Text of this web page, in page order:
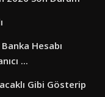
Hesabı
...
Gibi Gösterip